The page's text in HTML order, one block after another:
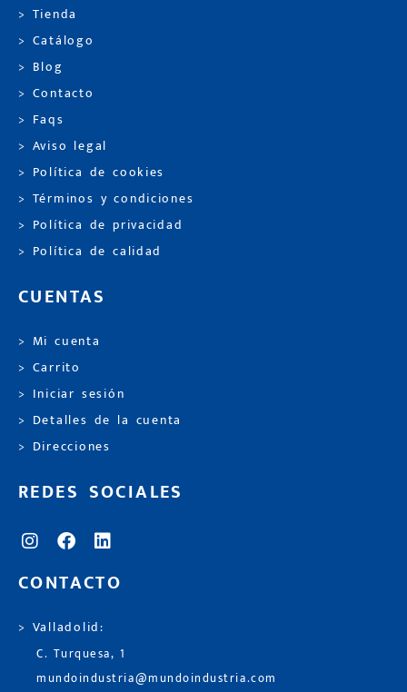
> Tienda
> Catálogo
> Blog
> Contacto
> Faqs
> Aviso legal
> Política de cookies
> Términos y condiciones
> Política de privacidad
> Política de calidad
CUENTAS
> Mi cuenta
> Carrito
> Iniciar sesión
> Detalles de la cuenta
> Direcciones
REDES SOCIALES
CONTACTO
> Valladolid:
C. Turquesa, 1
mundoindustria@mundoindustria.com